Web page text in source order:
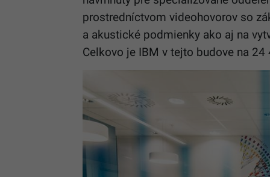
prostredníctvom videohovorov so
a akustické podmienky ako aj na
Celkovo je IBM v tejto budove na